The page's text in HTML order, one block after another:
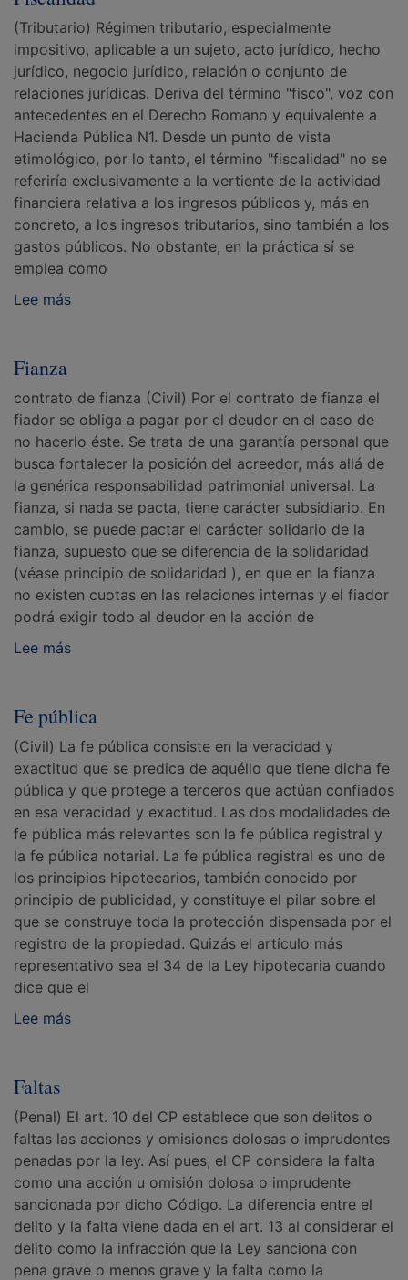
(Tributario) Régimen tributario, especialmente
impositivo, aplicable a un sujeto, acto jurídico, hecho
jurídico, negocio jurídico, relación o conjunto de
relaciones jurídicas. Deriva del término "fisco", voz con
antecedentes en el Derecho Romano y equivalente a
Hacienda Pública N1. Desde un punto de vista
etimológico, por lo tanto, el término "fiscalidad" no se
referiría exclusivamente a la vertiente de la actividad
financiera relativa a los ingresos públicos y, más en
concreto, a los ingresos tributarios, sino también a los
gastos públicos. No obstante, en la práctica sí se
emplea como
Lee más
Fianza
contrato de fianza (Civil) Por el contrato de fianza el
fiador se obliga a pagar por el deudor en el caso de
no hacerlo éste. Se trata de una garantía personal que
busca fortalecer la posición del acreedor, más allá de
la genérica responsabilidad patrimonial universal. La
fianza, si nada se pacta, tiene carácter subsidiario. En
cambio, se puede pactar el carácter solidario de la
fianza, supuesto que se diferencia de la solidaridad
(véase principio de solidaridad ), en que en la fianza
no existen cuotas en las relaciones internas y el fiador
podrá exigir todo al deudor en la acción de
Lee más
Fe pública
(Civil) La fe pública consiste en la veracidad y
exactitud que se predica de aquéllo que tiene dicha fe
pública y que protege a terceros que actúan confiados
en esa veracidad y exactitud. Las dos modalidades de
fe pública más relevantes son la fe pública registral y
la fe pública notarial. La fe pública registral es uno de
los principios hipotecarios, también conocido por
principio de publicidad, y constituye el pilar sobre el
que se construye toda la protección dispensada por el
registro de la propiedad. Quizás el artículo más
representativo sea el 34 de la Ley hipotecaria cuando
dice que el
Lee más
Faltas
(Penal) El art. 10 del CP establece que son delitos o
faltas las acciones y omisiones dolosas o imprudentes
penadas por la ley. Así pues, el CP considera la falta
como una acción u omisión dolosa o imprudente
sancionada por dicho Código. La diferencia entre el
delito y la falta viene dada en el art. 13 al considerar el
delito como la infracción que la Ley sanciona con
pena grave o menos grave y la falta como la